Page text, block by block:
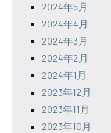
2024年5月
2024年4月
2024年3月
2024年2月
2024年1月
2023年12月
2023年11月
2023年10月